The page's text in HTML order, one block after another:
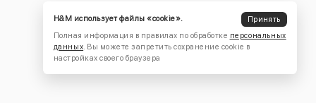
H&M использует файлы «cookie».
Принять
Полная информация в правилах по обработке персональных
данных. Вы можете запретить сохранение cookie в
настройках своего браузера